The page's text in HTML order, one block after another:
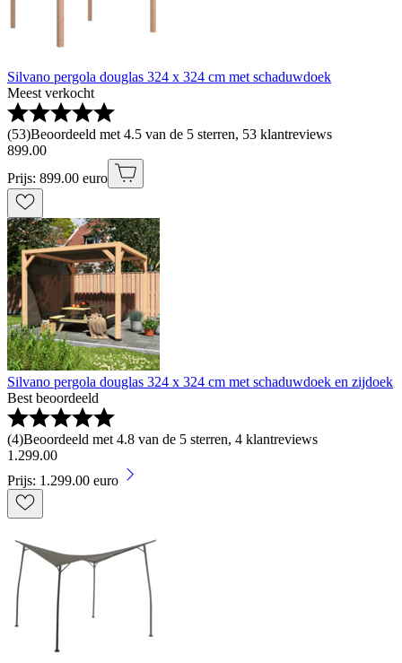
Silvano pergola douglas 324 x 324 cm met schaduwdoek
Meest verkocht
(53)Beoordeeld met 4.5 van de 5 sterren, 53 klantreviews
899.00
Prijs: 899.00 euro
Silvano pergola douglas 324 x 324 cm met schaduwdoek en zijdoek
Best beoordeeld
(4)Beoordeeld met 4.8 van de 5 sterren, 4 klantreviews
1 .299.00
Prijs: 1.299.00 euro